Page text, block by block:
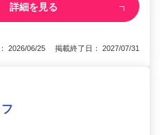
詳細を見る
2026/06/25 掲載終了日： 2027/07/31